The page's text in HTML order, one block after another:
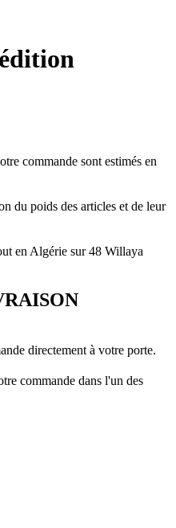
commande sont estimés en
du poids des articles et de leur
en Algérie sur 48 Willaya
directement à votre porte.
commande dans l'un des